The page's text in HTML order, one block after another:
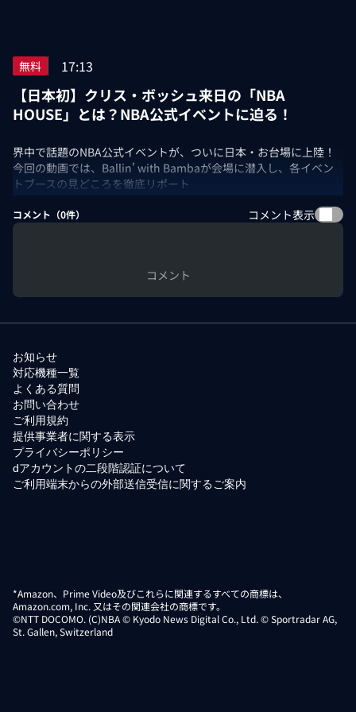
無料 17:13
【日本初】クリス・ボッシュ来日の「NBA
HOUSE」とは？NBA公式イベントに迫る！
界中で話題のNBA公式イベントが、ついに日本・お台場に上陸！
今回の動画では、Ballin' with Bambaが会場に潜入し、各イベン
トブースの見どころを徹底リポート
コメント（0件） コメント表示
コメント
お知らせ
対応機種一覧
よくある質問
お問い合わせ
ご利用規約
提供事業者に関する表示
プライバシーポリシー
dアカウントの二段階認証について
ご利用端末からの外部送信受信に関するご案内
*Amazon、Prime Video及びこれらに関連するすべての商標は、
Amazon.com, Inc. 又はその関連会社の商標です。
©NTT DOCOMO. (C)NBA © Kyodo News Digital Co., Ltd. © Sportradar AG,
St. Gallen, Switzerland